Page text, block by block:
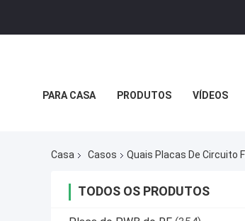
PARA CASA PRODUTOS VÍDEOS
Casa Casos Quais Placas De Circuito
TODOS OS PRODUTOS